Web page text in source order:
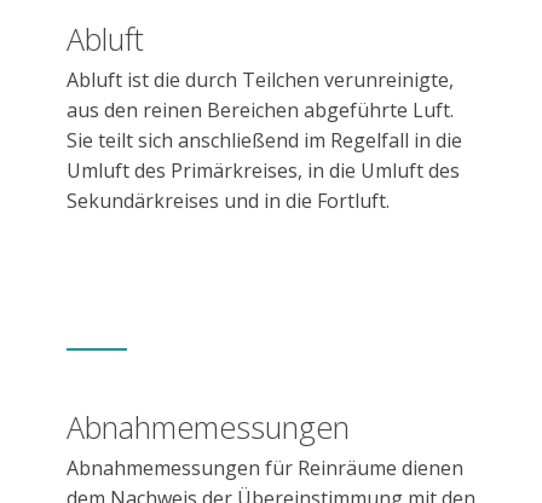
Abluft
Abluft ist die durch Teilchen verunreinigte,
aus den reinen Bereichen abgeführte Luft.
Sie teilt sich anschließend im Regelfall in die
Umluft des Primärkreises, in die Umluft des
Sekundärkreises und in die Fortluft.
Abnahmemessungen
Abnahmemessungen für Reinräume dienen